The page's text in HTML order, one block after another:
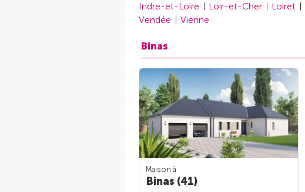
Indre-et-Loire Loir-et-Cher Loiret
Vendée
Vienne
Binas
Maison à
Binas (41)